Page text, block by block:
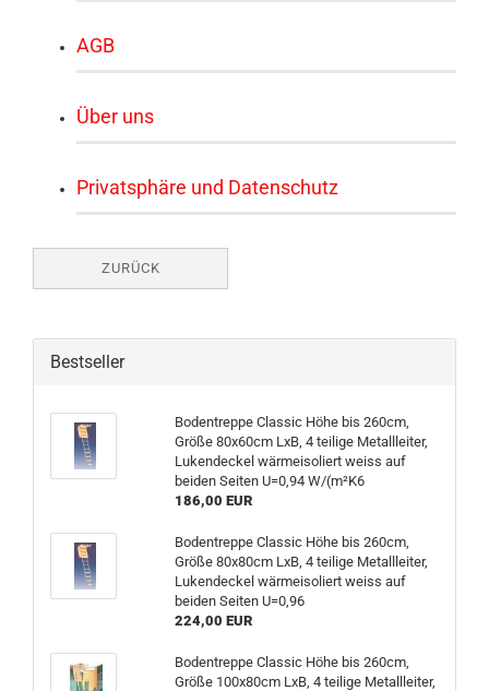
AGB
Über uns
Privatsphäre und Datenschutz
ZURÜCK
Bestseller
Bodentreppe Classic Höhe bis 260cm,
Größe 80x60cm LxB, 4 teilige Metallleiter,
Lukendeckel wärmeisoliert weiss auf
beiden Seiten U=0,94 W/(m²K6
186,00 EUR
Bodentreppe Classic Höhe bis 260cm,
Größe 80x80cm LxB, 4 teilige Metallleiter,
Lukendeckel wärmeisoliert weiss auf
beiden Seiten U=0,96
224,00 EUR
Bodentreppe Classic Höhe bis 260cm,
Größe 100x80cm LxB, 4 teilige Metallleiter,